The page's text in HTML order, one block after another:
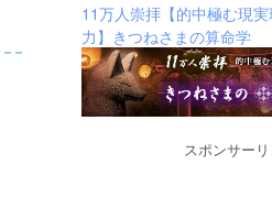
11万人崇拝【的中極む現
力】きつねさまの算命学
スポンサー